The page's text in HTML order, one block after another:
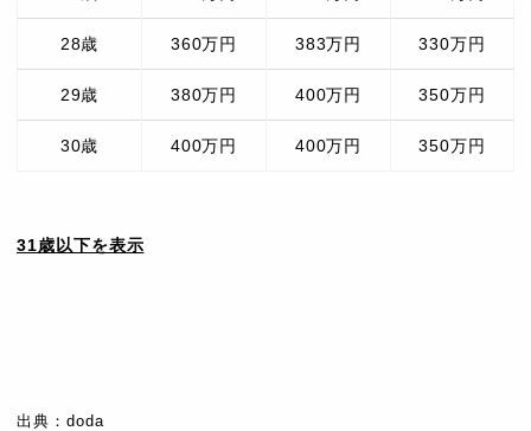
28歳 360万円 383万円 330万円
29歳 380万円 400万円 350万円
30歳 400万円 400万円 350万円
31歳以下を表示
出典：doda